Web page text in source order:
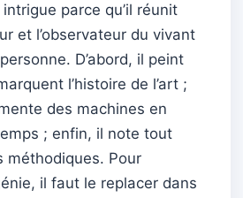
parce qu’il réunit
et l’observateur du vivant
D’abord, il peint
l’histoire de l’art ;
des machines en
; enfin, il note tout
méthodiques. Pour
il faut le replacer dans